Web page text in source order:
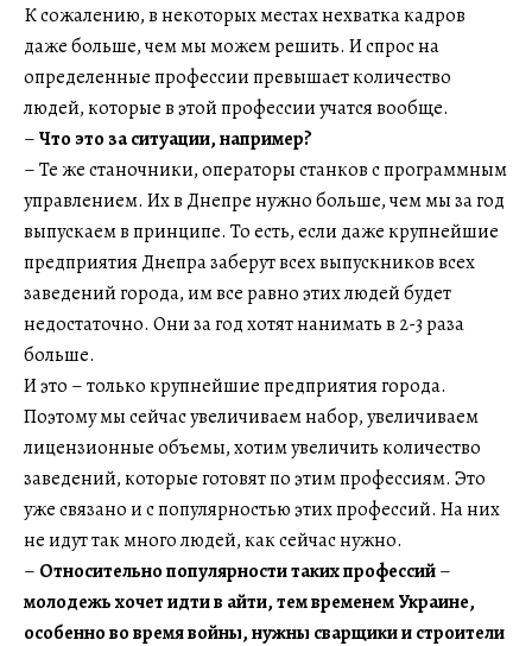
К сожалению, в некоторых местах нехватка кадров
даже больше, чем мы можем решить. И спрос на
определенные профессии превышает количество
людей, которые в этой профессии учатся вообще.
–Что это за ситуации, например?
– Те же станочники, операторы станков с программным
управлением. Их в Днепре нужно больше, чем мы за год
выпускаем в принципе. То есть, если даже крупнейшие
предприятия Днепра заберут всех выпускников всех
заведений города, им все равно этих людей будет
недостаточно. Они за год хотят нанимать в 2-3 раза
больше.
И это – только крупнейшие предприятия города.
Поэтому мы сейчас увеличиваем набор, увеличиваем
лицензионные объемы, хотим увеличить количество
заведений, которые готовят по этим профессиям. Это
уже связано и с популярностью этих профессий. На них
не идут так много людей, как сейчас нужно.
– Относительно популярности таких профессий–
молодежь хочет идти в айти, тем временем Украине,
особенно во время войны, нужны сварщики и строители